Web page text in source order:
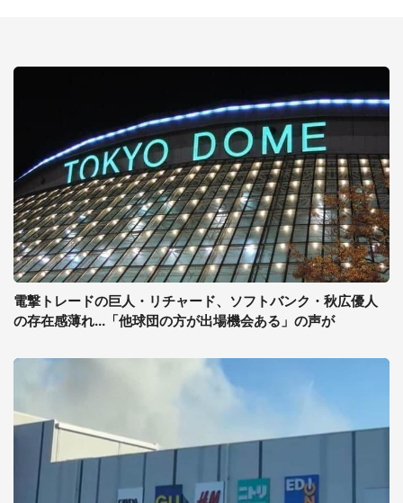
電撃トレードの巨人・リチャード、ソフトバンク・秋広優人
の存在感薄れ...「他球団の方が出場機会ある」の声が